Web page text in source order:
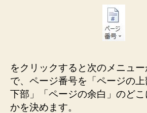
をクリックすると次のメニュ
で、ページ番号を「ページの
下部」「ページの余白」のど
かを決めます。